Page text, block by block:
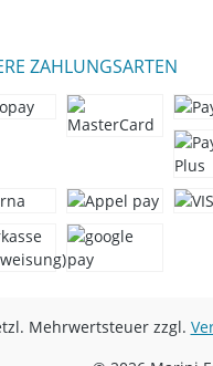
ZAHLUNGSARTEN
Mehrwertsteuer zzgl.